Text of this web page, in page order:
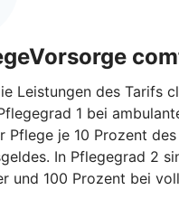
Leistungen des Tarifs
1 bei
Pflege je 10 Prozent
In Pflegegrad 2
und 100 Prozent bei